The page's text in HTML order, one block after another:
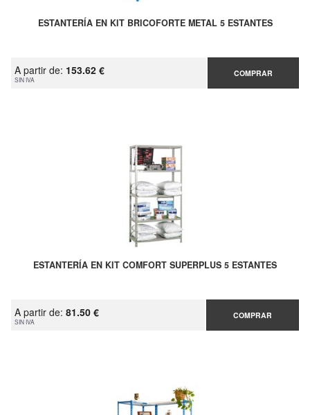
ESTANTERÍA EN KIT BRICOFORTE METAL 5 ESTANTES
A partir de: 153.62 €
SIN IVA
COMPRAR
ESTANTERÍA EN KIT COMFORT SUPERPLUS 5 ESTANTES
A partir de: 81.50 €
SIN IVA
COMPRAR